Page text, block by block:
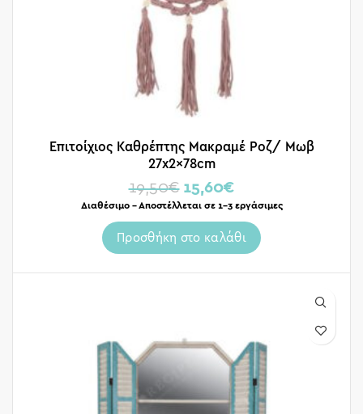
Επιτοίχιος Καθρέπτης Μακραμέ Ροζ/ Μωβ
27x2x78cm
19,50€ 15,60€
Διαθέσιμο – Αποστέλλεται σε 1-3 εργάσιμες
Προσθήκη στο καλάθι